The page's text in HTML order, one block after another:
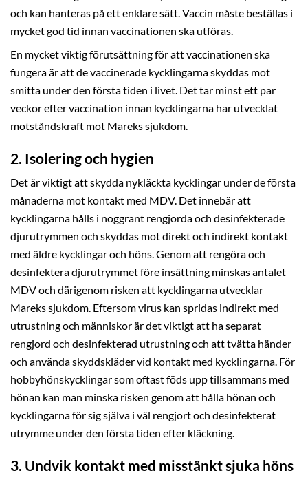
och kan hanteras på ett enklare sätt. Vaccin måste beställas i
mycket god tid innan vaccinationen ska utföras.
En mycket viktig förutsättning för att vaccinationen ska
fungera är att de vaccinerade kycklingarna skyddas mot
smitta under den första tiden i livet. Det tar minst ett par
veckor efter vaccination innan kycklingarna har utvecklat
motståndskraft mot Mareks sjukdom.
2. Isolering och hygien
Det är viktigt att skydda nykläckta kycklingar under de första
månaderna mot kontakt med MDV. Det innebär att
kycklingarna hålls i noggrant rengjorda och desinfekterade
djurutrymmen och skyddas mot direkt och indirekt kontakt
med äldre kycklingar och höns. Genom att rengöra och
desinfektera djurutrymmet före insättning minskas antalet
MDV och därigenom risken att kycklingarna utvecklar
Mareks sjukdom. Eftersom virus kan spridas indirekt med
utrustning och människor är det viktigt att ha separat
rengjord och desinfekterad utrustning och att tvätta händer
och använda skyddskläder vid kontakt med kycklingarna. För
hobbyhönskycklingar som oftast föds upp tillsammans med
hönan kan man minska risken genom att hålla hönan och
kycklingarna för sig själva i väl rengjort och desinfekterat
utrymme under den första tiden efter kläckning.
3. Undvik kontakt med misstänkt sjuka höns